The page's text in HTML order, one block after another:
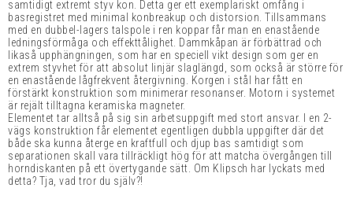
samtidigt extremt styv kon. Detta ger ett exemplariskt omfång i
basregistret med minimal konbreakup och distorsion. Tillsammans
med en dubbel-lagers talspole i ren koppar får man en enastående
ledningsförmåga och effekttålighet. Dammkåpan är förbättrad och
likaså upphängningen, som har en speciell vikt design som ger en
extrem styvhet för att absolut linjär slaglängd, som också är större för
en enastående lågfrekvent återgivning. Korgen i stål har fått en
förstärkt konstruktion som minimerar resonanser. Motorn i systemet
är rejält tilltagna keramiska magneter.
Elementet tar alltså på sig sin arbetsuppgift med stort ansvar. I en 2-
vägs konstruktion får elementet egentligen dubbla uppgifter där det
både ska kunna återge en kraftfull och djup bas samtidigt som
separationen skall vara tillräckligt hög för att matcha övergången till
horndiskanten på ett övertygande sätt. Om Klipsch har lyckats med
detta? Tja, vad tror du själv?!